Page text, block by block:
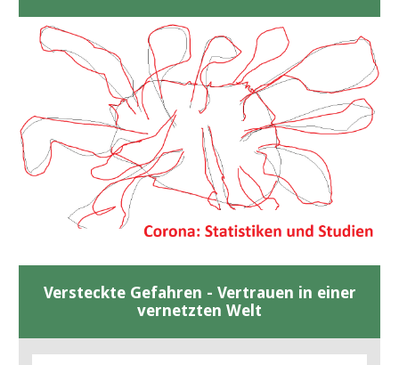
Versteckte Gefahren - Vertrauen in einer
vernetzten Welt